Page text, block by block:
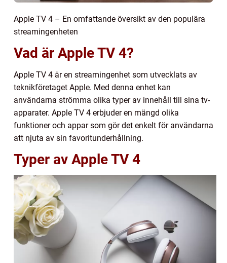
Apple TV 4 – En omfattande översikt av den populära
streamingenheten
Vad är Apple TV 4?
Apple TV 4 är en streamingenhet som utvecklats av
teknikföretaget Apple. Med denna enhet kan
användarna strömma olika typer av innehåll till sina tv-
apparater. Apple TV 4 erbjuder en mängd olika
funktioner och appar som gör det enkelt för användarna
att njuta av sin favoritunderhållning.
Typer av Apple TV 4